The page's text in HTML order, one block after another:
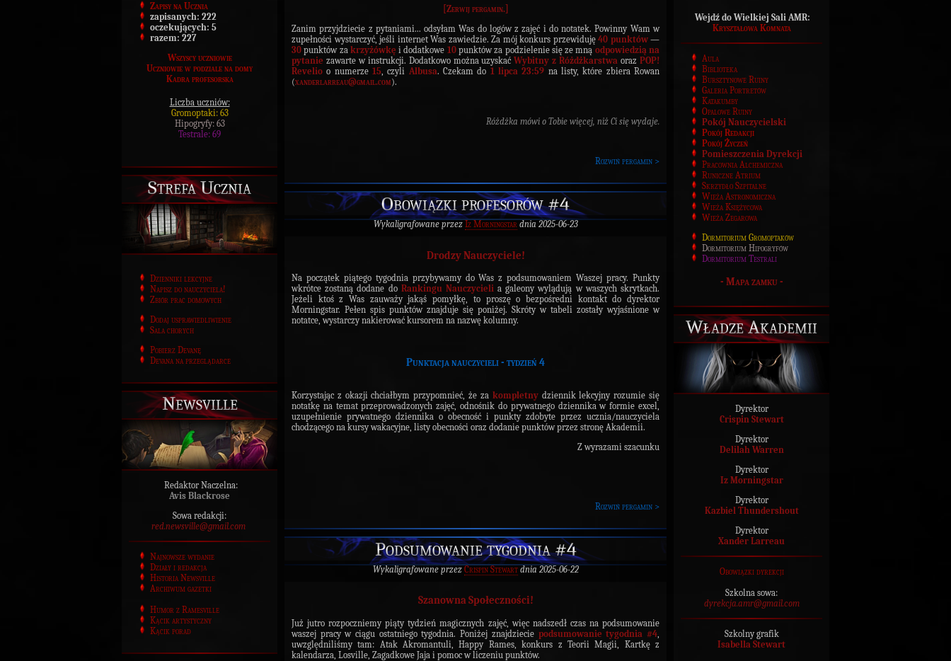
Zapisy na Ucznia
zapisanych: 222
oczekujących: 5
razem: 227
Wszyscy uczniowie
Uczniowie w podziale na domy
Kadra profesorska
Liczba uczniów:
Gromoptaki: 63
Hipogryfy: 63
Testrale: 69
Strefa Ucznia
Dzienniki lekcyjne
Napisz do nauczyciela!
Zbiór prac domowych
Dodaj usprawiedliwienie
Sala chorych
Pobierz Devanę
Devana na przeglądarce
Newsville
Redaktor Naczelna:
Avis Blackrose
Sowa redakcji:
red.newsville@gmail.com
Najnowsze wydanie
Działy i redakcja
Historia Newsville
Archiwum gazetki
Humor z Ramesville
Kącik artystyczny
Kącik porad
Zerwij pergamin.]
Zanim przyjdziecie z pytaniami... odsyłam Was do logów z zajęć i do notatek. Powinny Wam w
zupełności wystarczyć, jeśli internet Was zawiedzie. Za mój konkurs przewiduję 40 punktów—
30 punktów za krzyżówkę i dodatkowe 10punktów za podzielenie się ze mną odpowiedzią na
pytanie zawarte w instrukcji. Dodatkowo można uzyskaćWybitny z Różdżkarstwa orazPOP!
Revelio o numerze 15, czyli Albusa. Czekam do 1 lipca 23:59 na listy, które zbiera Rowan
(xanderlarreau@gmail.com).
Różdżka mówi o Tobie więcej, niż Ci się wydaje.
Rozwiń pergamin >
Obowiązki profesorów #4
Wykaligrafowane przez Iz Morningstardnia 2025-06-23
Drodzy Nauczyciele!
Na początek piątego tygodnia przybywamy do Was z podsumowaniem Waszej pracy. Punkty
wkrótce zostaną dodane do Rankingu Nauczycielia galeony wylądują w waszych skrytkach.
Jeżeli ktoś z Was zauważy jakąś pomyłkę, to proszę o bezpośredni kontakt do dyrektor
Morningstar. Pełen spis punktów znajduje się poniżej. Skróty w tabeli zostały wyjaśnione w
notatce, wystarczy nakierować kursorem na nazwę kolumny.
Punktacja nauczycieli - tydzień 4
Korzystając z okazji chciałbym przypomnieć, że za kompletny dziennik lekcyjny rozumie się
notatkę na temat przeprowadzonych zajęć, odnośnik do prywatnego dziennika w formie excel,
uzupełnienie prywatnego dziennika o obecność i punkty zdobyte przez ucznia/nauczyciela
chodzącego na kursy wakacyjne, listy obecności oraz dodanie punktów przez stronę Akademii.
Z wyrazami szacunku
Rozwiń pergamin >
Podsumowanie tygodnia #4
Wykaligrafowane przez Crispin Stewartdnia 2025-06-22
Szanowna Społeczności!
Już jutro rozpoczniemy piąty tydzień magicznych zajęć, więc nadszedł czas na podsumowanie
waszej pracy w ciągu ostatniego tygodnia. Poniżej znajdziecie podsumowanie tygodnia #4
uwzględniliśmy tam: Atak Akromantuli, Happy Rames, konkurs z Teorii Magii, Kartkę z
kalendarza, Losville, Zagadkowe Jaja i pomoc w liczeniu punktów.
Wejdź do Wielkiej Sali AMR:
Kryształowa Komnata
Aula
Biblioteka
Bursztynowe Ruiny
Galeria Portretów
Katakumby
Opalowe Ruiny
Pokój Nauczycielski
Pokój Redakcji
Pokój Życzeń
Pomieszczenia Dyrekcji
Pracownia Alchemiczna
Runiczne Atrium
Skrzydło Szpitalne
Wieża Astronomiczna
Wieża Księżycowa
Wieża Zegarowa
Dormitorium Gromoptaków
Dormitorium Hipogryfów
Dormitorium Testrali
- Mapa zamku-
Władze Akademii
Dyrektor
Crispin Stewart
Dyrektor
Delilah Warren
Dyrektor
Iz Morningstar
Dyrektor
Kazbiel Thundershout
Dyrektor
Xander Larreau
Obowiązki dyrekcji
Szkolna sowa:
dyrekcja.amr@gmail.com
Szkolny grafik
Isabella Stewart